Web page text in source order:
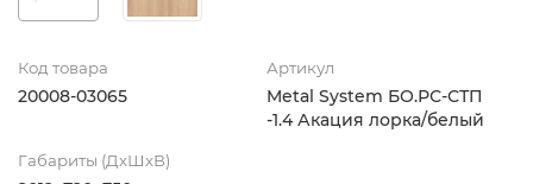
Код товара
20008-03065
Артикул
Metal System БО.РС-СТП
-1.4 Акация лорка/белый
Габариты (ДхШхВ)